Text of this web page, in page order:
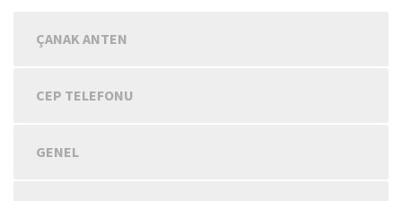
ÇANAK ANTEN
CEP TELEFONU
GENEL